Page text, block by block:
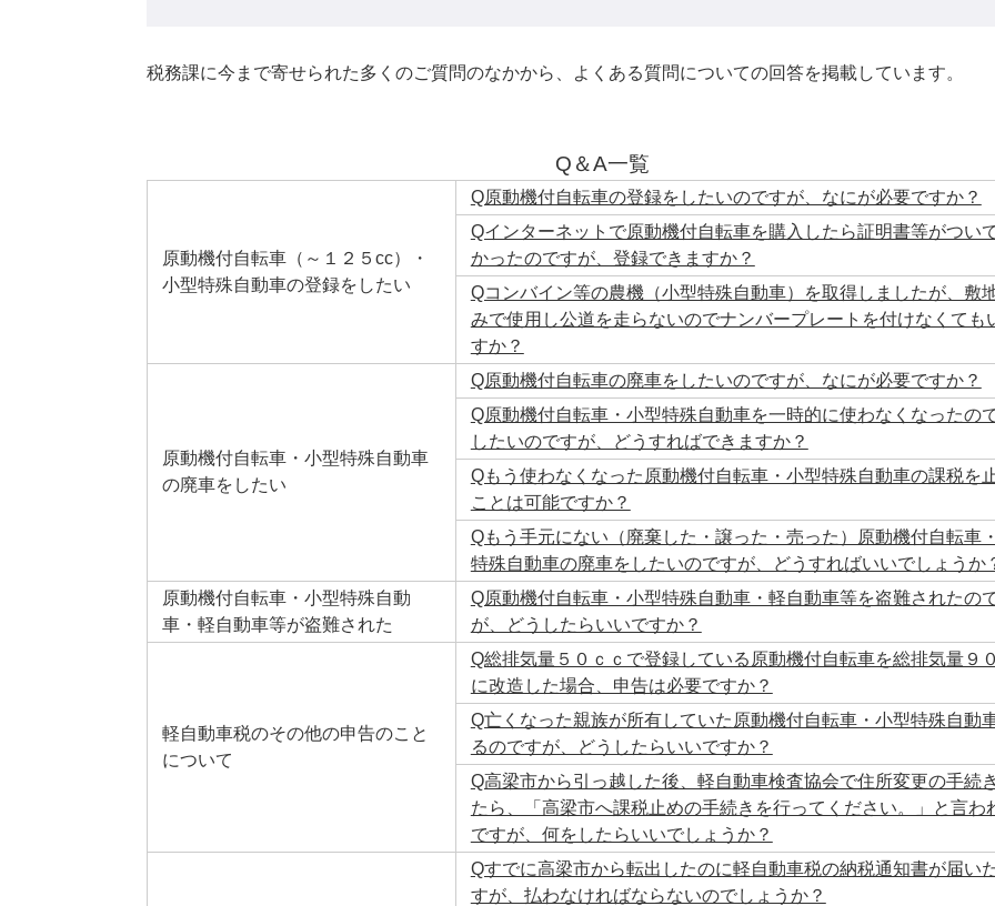
税務課に今まで寄せられた多くのご質問のなかから、よくある質問についての回答を掲載しています。
Q＆A一覧
原動機付自転車（～１２５cc）・
小型特殊自動車の登録をしたい
Q原動機付自転車の登録をしたいのですが、なにが必要ですか？
Qインターネットで原動機付自転車を購入したら証明書等がつい
かったのですが、登録できますか？
Qコンバイン等の農機（小型特殊自動車）を取得しましたが、敷
みで使用し公道を走らないのでナンバープレートを付けなくても
すか？
原動機付自転車・小型特殊自動車
の廃車をしたい
Q原動機付自転車の廃車をしたいのですが、なにが必要ですか？
Q原動機付自転車・小型特殊自動車を一時的に使わなくなったの
したいのですが、どうすればできますか？
Qもう使わなくなった原動機付自転車・小型特殊自動車の課税を
ことは可能ですか？
Qもう手元にない（廃棄した・譲った・売った）原動機付自転車
特殊自動車の廃車をしたいのですが、どうすればいいでしょうか
原動機付自転車・小型特殊自動
車・軽自動車等が盗難された
Q原動機付自転車・小型特殊自動車・軽自動車等を盗難されたの
が、どうしたらいいですか？
軽自動車税のその他の申告のこと
について
Q総排気量５０ｃｃで登録している原動機付自転車を総排気量９
に改造した場合、申告は必要ですか？
Q亡くなった親族が所有していた原動機付自転車・小型特殊自動
るのですが、どうしたらいいですか？
Q高梁市から引っ越した後、軽自動車検査協会で住所変更の手続
たら、「高梁市へ課税止めの手続きを行ってください。」と言わ
ですが、何をしたらいいでしょうか？
Qすでに高梁市から転出したのに軽自動車税の納税通知書が届い
すが、払わなければならないのでしょうか？